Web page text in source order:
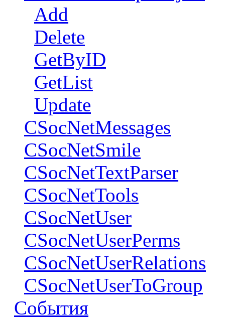
Add
Delete
GetByID
GetList
Update
CSocNetMessages
CSocNetSmile
CSocNetTextParser
CSocNetTools
CSocNetUser
CSocNetUserPerms
CSocNetUserRelations
CSocNetUserToGroup
События